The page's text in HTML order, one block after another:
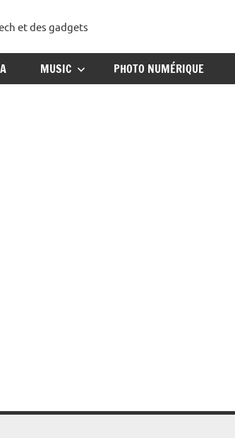
et des gadgets
MUSIC PHOTO NUMÉRIQUE